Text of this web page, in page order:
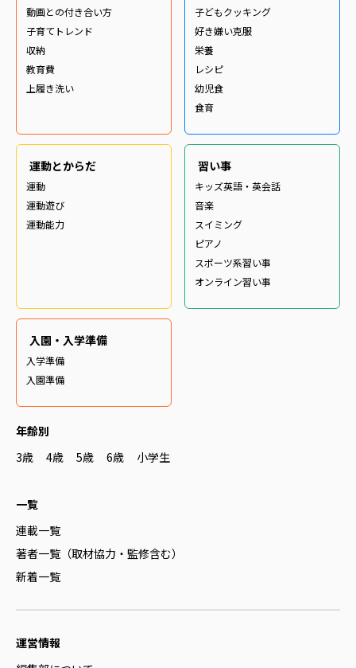
動画との付き合い方
子育てトレンド
収納
教育費
上履き洗い
子どもクッキング
好き嫌い克服
栄養
レシピ
幼児食
食育
運動とからだ
運動
運動遊び
運動能力
習い事
キッズ英語・英会話
音楽
スイミング
ピアノ
スポーツ系習い事
オンライン習い事
入園・入学準備
入学準備
入園準備
年齢別
3歳
4歳 5歳 6歳 小学生
一覧
連載一覧
著者一覧（取材協力・監修含む）
新着一覧
運営情報